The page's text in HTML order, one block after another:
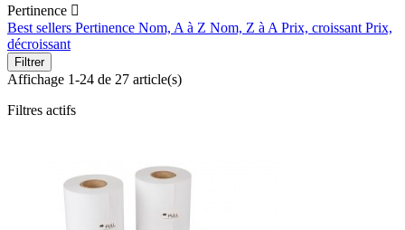
Pertinence 
Best sellers Pertinence Nom, A à Z Nom, Z à A Prix, croissant Prix,
décroissant
Filtrer
Affichage 1-24 de 27 article(s)
Filtres actifs